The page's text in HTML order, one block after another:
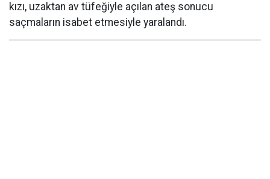
kızı, uzaktan av tüfeğiyle açılan ateş sonucu
saçmaların isabet etmesiyle yaralandı.